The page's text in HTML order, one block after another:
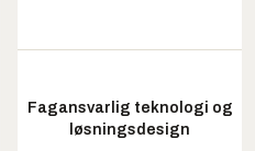
Fagansvarlig teknologi og
løsningsdesign